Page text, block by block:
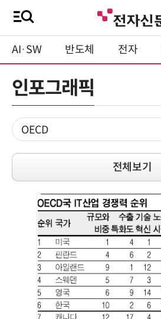
AI·SW 반도체 전자
인포그래픽
전체보기